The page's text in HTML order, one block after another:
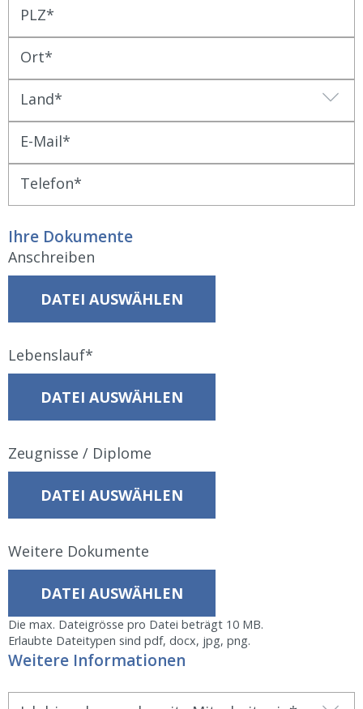
PLZ
Ort
Land
E-Mail
Telefon
Ihre Dokumente
Anschreiben
DATEI AUSWÄHLEN
Lebenslauf
DATEI AUSWÄHLEN
Zeugnisse / Diplome
DATEI AUSWÄHLEN
Weitere Dokumente
DATEI AUSWÄHLEN
Die max. Dateigrösse pro Datei beträgt 10 MB.
Erlaubte Dateitypen sind pdf, docx, jpg, png.
Weitere Informationen